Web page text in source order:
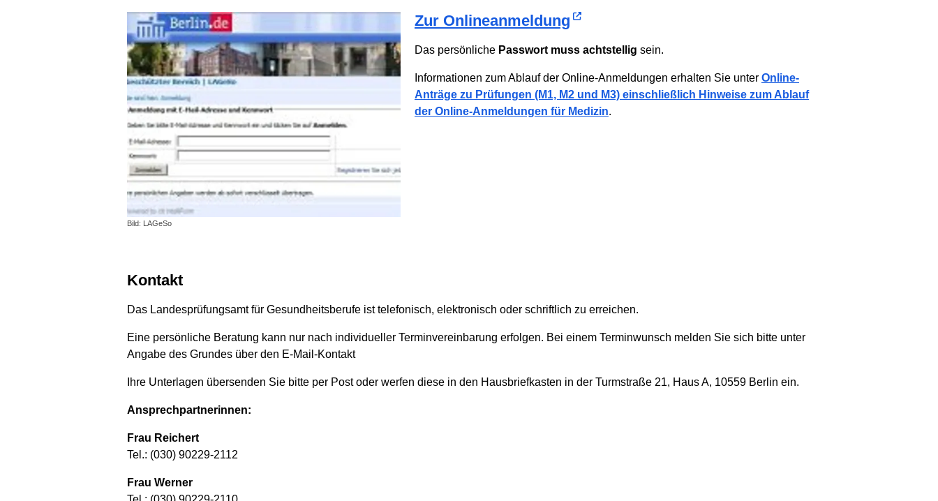
Bild: LAGeSo
Zur Onlineanmeldung
Das persönliche Passwort muss achtstellig sein.
Informationen zum Ablauf der Online-Anmeldungen erhalten Sie unter Online-
Anträge zu Prüfungen (M1, M2 und M3) einschließlich Hinweise zum Ablauf
der Online-Anmeldungen für Medizin.
Kontakt
Das Landesprüfungsamt für Gesundheitsberufe ist telefonisch, elektronisch oder schriftlich zu erreichen.
Eine persönliche Beratung kann nur nach individueller Terminvereinbarung erfolgen. Bei einem Terminwunsch melden Sie sich bitte unter
Angabe des Grundes über den E-Mail-Kontakt
Ihre Unterlagen übersenden Sie bitte per Post oder werfen diese in den Hausbriefkasten in der Turmstraße 21, Haus A, 10559 Berlin ein.
Ansprechpartnerinnen:
Frau Reichert
Tel.: (030) 90229-2112
Frau Werner